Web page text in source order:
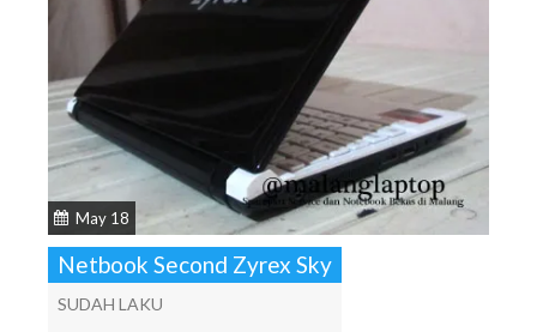
May 18
Netbook Second Zyrex Sky
SUDAH LAKU